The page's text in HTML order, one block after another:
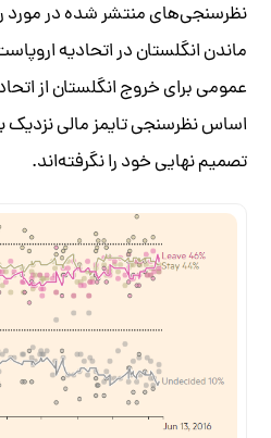
نظرسنجی‌های منتشر شده در مورد
ماندن انگلستان در اتحادیه
عمومی برای خروج انگلستان از
تصمیم نهایی خود را نگرفته‌اند.